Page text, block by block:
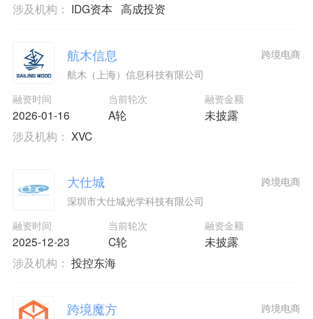
涉及机构： IDG资本 高成投资
航木信息
航木（上海）信息科技有限公司
融资时间
2026-01-16
当前轮次
A轮
融资金额
未披露
跨境电商
涉及机构： XVC
大仕城
深圳市大仕城光学科技有限公司
融资时间
2025-12-23
当前轮次
C轮
融资金额
未披露
跨境电商
涉及机构： 投控东海
跨境魔方 跨境电商